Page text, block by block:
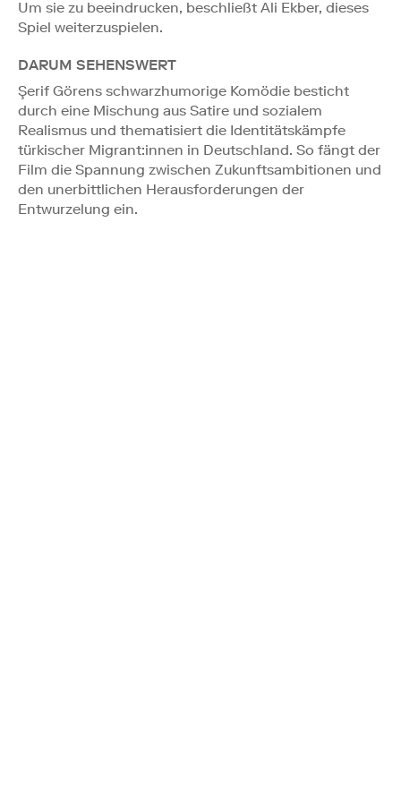
Um sie zu beeindrucken, beschließt Ali Ekber, dieses
Spiel weiterzuspielen.
DARUM SEHENSWERT
Şerif Görens schwarzhumorige Komödie besticht
durch eine Mischung aus Satire und sozialem
Realismus und thematisiert die Identitätskämpfe
türkischer Migrant:innen in Deutschland. So fängt der
Film die Spannung zwischen Zukunftsambitionen und
den unerbittlichen Herausforderungen der
Entwurzelung ein.